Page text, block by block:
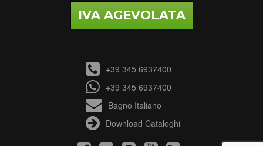
IVA AGEVOLATA
+39 345 6937400
+39 345 6937400
Bagno Italiano
Download Cataloghi